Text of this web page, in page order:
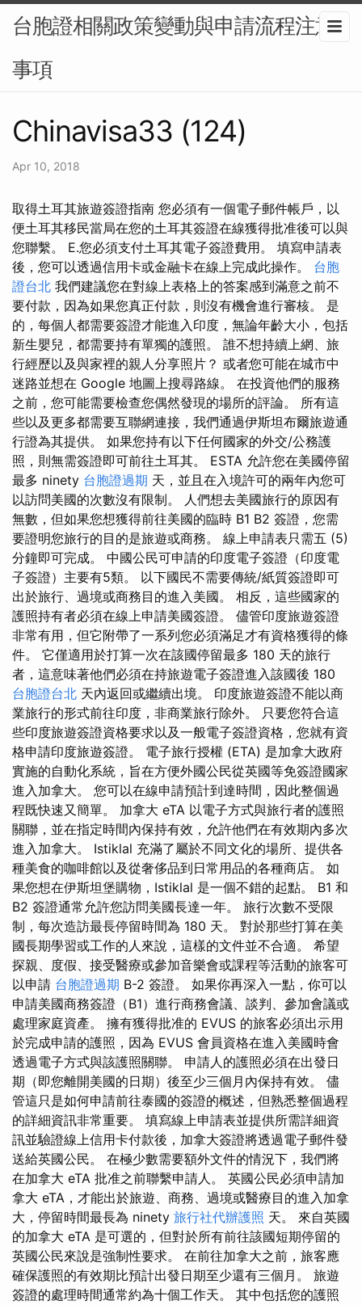
台胞證相關政策變動與申請流程注意
事項
Chinavisa33 (124)
Apr 10, 2018
取得土耳其旅遊簽證指南 您必須有一個電子郵件帳戶，以
便土耳其移民當局在您的土耳其簽證在線獲得批准後可以與
您聯繫。 E.您必須支付土耳其電子簽證費用。 填寫申請表
後，您可以透過信用卡或金融卡在線上完成此操作。 台胞
證台北 我們建議您在對線上表格上的答案感到滿意之前不
要付款，因為如果您真正付款，則沒有機會進行審核。 是
的，每個人都需要簽證才能進入印度，無論年齡大小，包括
新生嬰兒，都需要持有單獨的護照。 誰不想持續上網、旅
行經歷以及與家裡的親人分享照片？ 或者您可能在城市中
迷路並想在 Google 地圖上搜尋路線。 在投資他們的服務
之前，您可能需要檢查您偶然發現的場所的評論。 所有這
些以及更多都需要互聯網連接，我們通過伊斯坦布爾旅遊通
行證為其提供。 如果您持有以下任何國家的外交/公務護
照，則無需簽證即可前往土耳其。 ESTA 允許您在美國停留
最多 ninety 台胞證過期 天，並且在入境許可的兩年內您可
以訪問美國的次數沒有限制。 人們想去美國旅行的原因有
無數，但如果您想獲得前往美國的臨時 B1 B2 簽證，您需
要證明您旅行的目的是旅遊或商務。 線上申請表只需五 (5)
分鐘即可完成。 中國公民可申請的印度電子簽證（印度電
子簽證）主要有5類。 以下國民不需要傳統/紙質簽證即可
出於旅行、過境或商務目的進入美國。 相反，這些國家的
護照持有者必須在線上申請美國簽證。 儘管印度旅遊簽證
非常有用，但它附帶了一系列您必須滿足才有資格獲得的條
件。 它僅適用於打算一次在該國停留最多 180 天的旅行
者，這意味著他們必須在持旅遊電子簽證進入該國後 180
台胞證台北 天內返回或繼續出境。 印度旅遊簽證不能以商
業旅行的形式前往印度，非商業旅行除外。 只要您符合這
些印度旅遊簽證資格要求以及一般電子簽證資格，您就有資
格申請印度旅遊簽證。 電子旅行授權 (ETA) 是加拿大政府
實施的自動化系統，旨在方便外國公民從英國等免簽證國家
進入加拿大。 您可以在線申請預計到達時間，因此整個過
程既快速又簡單。 加拿大 eTA 以電子方式與旅行者的護照
關聯，並在指定時間內保持有效，允許他們在有效期內多次
進入加拿大。 Istiklal 充滿了屬於不同文化的場所、提供各
種美食的咖啡館以及從奢侈品到日常用品的各種商店。 如
果您想在伊斯坦堡購物，Istiklal 是一個不錯的起點。 B1 和
B2 簽證通常允許您訪問美國長達一年。 旅行次數不受限
制，每次造訪最長停留時間為 180 天。 對於那些打算在美
國長期學習或工作的人來說，這樣的文件並不合適。 希望
探親、度假、接受醫療或參加音樂會或課程等活動的旅客可
以申請 台胞證過期 B-2 簽證。 如果你再深入一點，你可以
申請美國商務簽證（B1）進行商務會議、談判、參加會議或
處理家庭資產。 擁有獲得批准的 EVUS 的旅客必須出示用
於完成申請的護照，因為 EVUS 會員資格在進入美國時會
透過電子方式與該護照關聯。 申請人的護照必須在出發日
期（即您離開美國的日期）後至少三個月內保持有效。 儘
管這只是如何申請前往泰國的簽證的概述，但熟悉整個過程
的詳細資訊非常重要。 填寫線上申請表並提供所需詳細資
訊並驗證線上信用卡付款後，加拿大簽證將透過電子郵件發
送給英國公民。 在極少數需要額外文件的情況下，我們將
在加拿大 eTA 批准之前聯繫申請人。 英國公民必須申請加
拿大 eTA，才能出於旅遊、商務、過境或醫療目的進入加拿
大，停留時間最長為 ninety 旅行社代辦護照 天。 來自英國
的加拿大 eTA 是可選的，但對於所有前往該國短期停留的
英國公民來說是強制性要求。 在前往加拿大之前，旅客應
確保護照的有效期比預計出發日期至少還有三個月。 旅遊
簽證的處理時間通常約為十個工作天。 其中包括您的護照